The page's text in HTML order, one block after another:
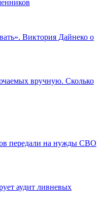
Виктория Дайнеко о
вручную. Сколько
передали на нужды СВО
аудит ливневых